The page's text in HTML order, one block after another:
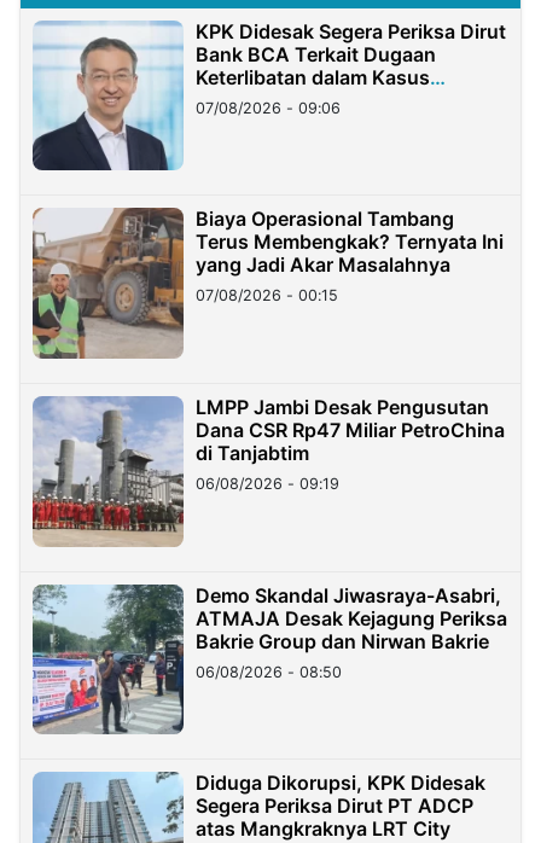
KPK Didesak Segera Periksa Dirut
Bank BCA Terkait Dugaan
Keterlibatan dalam Kasus
Hilangnya Dana Nasabah Rp2,58
Miliar
07/08/2026 - 09:06
Biaya Operasional Tambang
Terus Membengkak? Ternyata Ini
yang Jadi Akar Masalahnya
07/08/2026 - 00:15
LMPP Jambi Desak Pengusutan
Dana CSR Rp47 Miliar PetroChina
di Tanjabtim
06/08/2026 - 09:19
Demo Skandal Jiwasraya-Asabri,
ATMAJA Desak Kejagung Periksa
Bakrie Group dan Nirwan Bakrie
06/08/2026 - 08:50
Diduga Dikorupsi, KPK Didesak
Segera Periksa Dirut PT ADCP
atas Mangkraknya LRT City